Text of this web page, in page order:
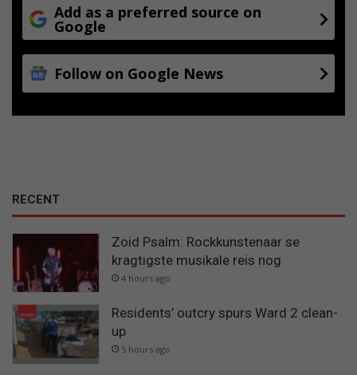
Add as a preferred source on
Google
Follow on Google News
RECENT
Zoid Psalm: Rockkunstenaar se
kragtigste musikale reis nog
4 hours ago
Residents’ outcry spurs Ward 2 clean-
up
5 hours ago